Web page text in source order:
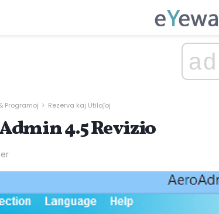
ad
Programoj Rezerva kaj Utilaĵoj
4.5 Revizio